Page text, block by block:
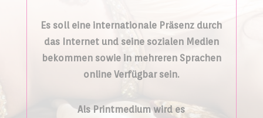
Es soll eine internationale Präsenz durch
das Internet und seine sozialen Medien
bekommen sowie in mehreren Sprachen
online Verfügbar sein.
Als Printmedium wird es